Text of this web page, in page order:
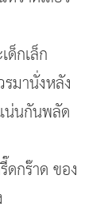
กเล็ก
มานั่งหลัง
น่นกันพลัด
ดกร๊าด ของ